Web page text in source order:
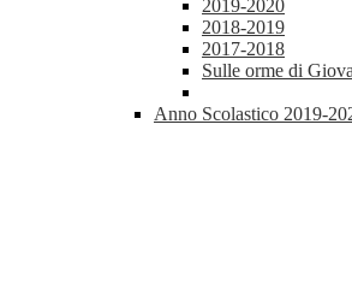
2019-2020
2018-2019
2017-2018
Sulle orme di
Anno Scolastico 2019-